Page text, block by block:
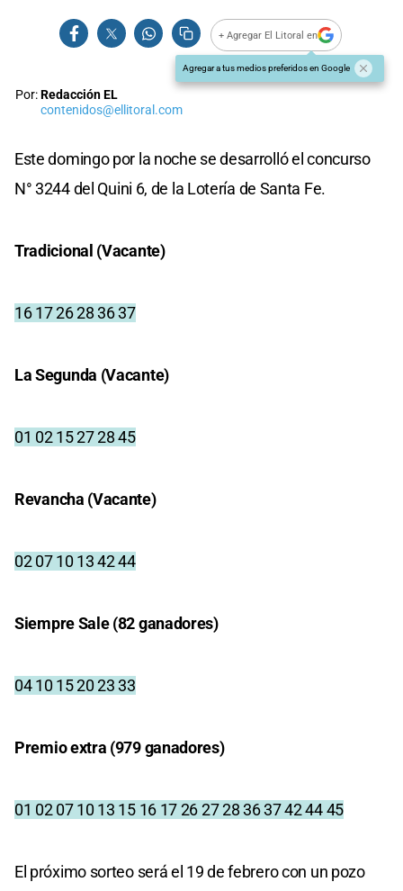
+ Agregar El Litoral en
Agregar a tus medios preferidos en Google
Por:Redacción EL
contenidos@ellitoral.com
Este domingo por la noche se desarrolló el concurso
N° 3244del Quini 6, de la Lotería de Santa Fe.
Tradicional (Vacante)
16 17 26 28 36 37
La Segunda (Vacante)
01 02 15 27 28 45
Revancha (Vacante)
02 07 10 13 42 44
Siempre Sale (82 ganadores)
04 10 15 20 23 33
Premio extra (979 ganadores)
01 02 07 10 13 15 16 17 26 27 28 36 37 42 44 45
El próximo sorteo será el 19 de febrero con un pozo